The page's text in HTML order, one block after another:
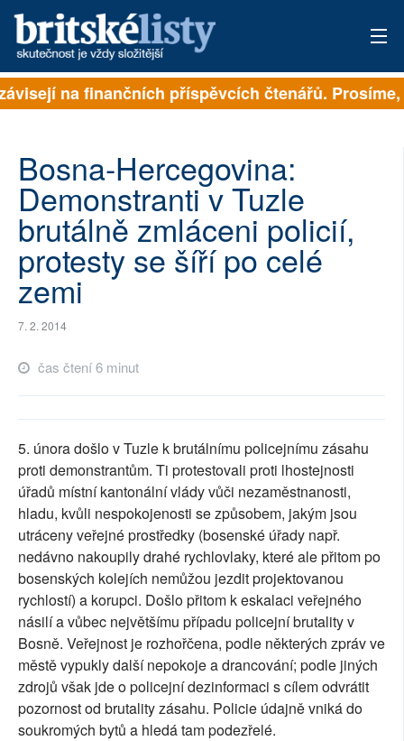
PŘIHLÁSIT
ARCHIV
ROZHOVORY
TÉMATA
NEJČTENĚJŠÍ ZA 7 DNÍ
RUBRIKY
PLNÁ VERZE STRÁNEK
na finančních příspěvcích čtenářů. Prosíme,
Bosna-Hercegovina:
Demonstranti v Tuzle
brutálně zmláceni policií,
protesty se šíří po celé
zemi
7. 2. 2014
čas čtení 6 minut
5. února došlo v Tuzle k brutálnímu policejnímu zásahu
proti demonstrantům. Ti protestovali proti lhostejnosti
úřadů místní kantonální vlády vůči nezaměstnanosti,
hladu, kvůli nespokojenosti se způsobem, jakým jsou
utráceny veřejné prostředky (bosenské úřady např.
nedávno nakoupily drahé rychlovlaky, které ale přitom po
bosenských kolejích nemůžou jezdit projektovanou
rychlostí) a korupci. Došlo přitom k eskalaci veřejného
násilí a vůbec největšímu případu policejní brutality v
Bosně. Veřejnost je rozhořčena, podle některých zpráv ve
městě vypukly další nepokoje a drancování; podle jiných
zdrojů však jde o policejní dezinformaci s cílem odvrátit
pozornost od brutality zásahu. Policie údajně vniká do
soukromých bytů a hledá tam podezřelé.